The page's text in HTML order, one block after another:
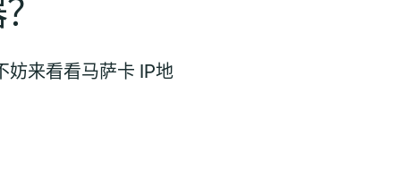
妨来看看马萨卡 IP地